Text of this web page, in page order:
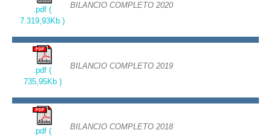
.pdf (
7.319,93Kb )
BILANCIO COMPLETO 2020
.pdf (
735,95Kb )
BILANCIO COMPLETO 2019
.pdf (
BILANCIO COMPLETO 2018